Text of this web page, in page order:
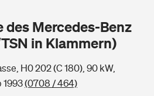
finden
des Mercedes-Benz
in Klammern)
H0 202 (C 180), 90 kW,
1993(0708 / 464)